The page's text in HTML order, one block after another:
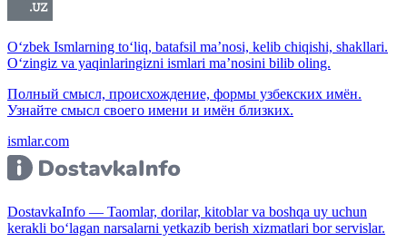
O‘zbek Ismlarning to‘liq, batafsil ma’nosi, kelib chiqishi, shakllari.
O‘zingiz va yaqinlaringizni ismlari ma’nosini bilib oling.
Полный смысл, происхождение, формы узбекских имён.
Узнайте смысл своего имени и имён близких.
ismlar.com
DostavkaInfo — Taomlar, dorilar, kitoblar va boshqa uy uchun
kerakli bo‘lagan narsalarni yetkazib berish xizmatlari bor servislar.